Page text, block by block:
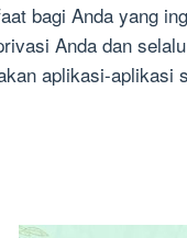
bagi Anda yang
Anda dan
aplikasi-aplikasi